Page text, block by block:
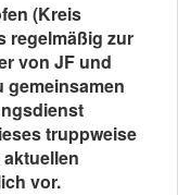
(Kreis
regelmäßig zur
von JF und
gemeinsamen
truppweise
vor.